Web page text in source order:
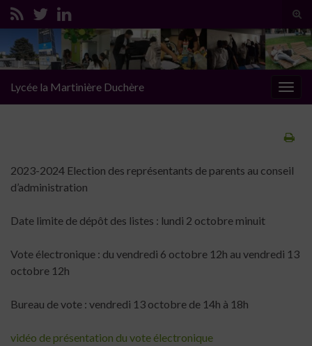
Search for:
Lycée la Martinière Duchère
2023-2024 Election des représentants de parents au conseil
d’administration
Date limite de dépôt des listes : lundi 2 octobre minuit
Vote électronique : du vendredi 6 octobre 12h au vendredi 13
octobre 12h
Bureau de vote : vendredi 13 octobre de 14h à 18h
vidéo de présentation du vote électronique